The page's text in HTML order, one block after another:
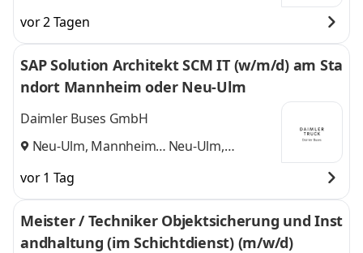
vor 2 Tagen
SAP Solution Architekt SCM IT (w/m/d) am Sta
ndort Mannheim oder Neu-Ulm
Daimler Buses GmbH
Neu-Ulm, Mannheim
Neu-Ulm,
vor 1 Tag
Meister / Techniker Objektsicherung und Inst
andhaltung (im Schichtdienst) (m/w/d)